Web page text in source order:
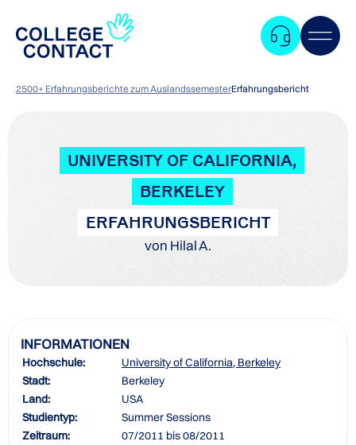
2500+ Erfahrungsberichte zum AuslandssemesterErfahrungsbericht
UNIVERSITY OF CALIFORNIA,
BERKELEY
ERFAHRUNGSBERICHT
von Hilal A.
INFORMATIONEN
Hochschule:
University of California, Berkeley
Stadt:
Berkeley
Land:
USA
Studientyp:
Summer Sessions
Zeitraum:
07/2011 bis 08/2011